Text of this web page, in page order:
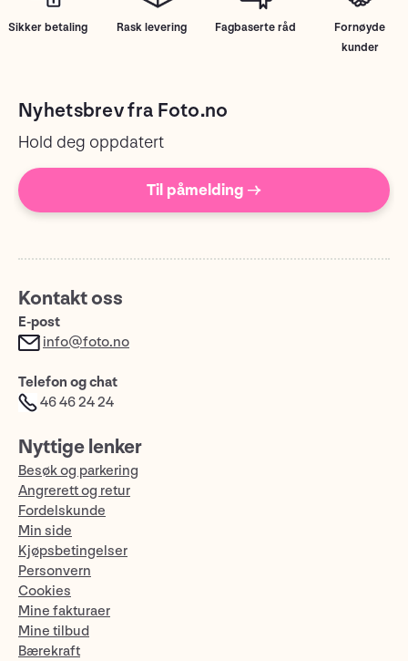
Sikker betaling Rask levering Fagbaserte råd
Fornøyde
kunder
Nyhetsbrev fra Foto.no
Hold deg oppdatert
Til påmelding →
Kontakt oss
E-post
info@foto.no
Telefon og chat
46 46 24 24
Nyttige lenker
Besøk og parkering
Angrerett og retur
Fordelskunde
Min side
Kjøpsbetingelser
Personvern
Cookies
Mine fakturaer
Mine tilbud
Bærekraft